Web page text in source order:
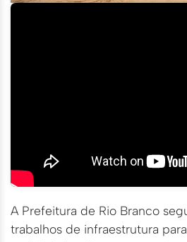
A Prefeitura de Rio Branco
trabalhos de infraestrutura